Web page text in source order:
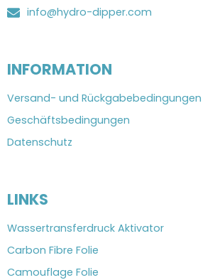
info@hydro-dipper.com
INFORMATION
Versand- und Rückgabebedingungen
Geschäftsbedingungen
Datenschutz
LINKS
Wassertransferdruck Aktivator
Carbon Fibre Folie
Camouflage Folie